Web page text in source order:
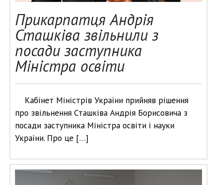
Прикарпатця Андрія
Сташківа звільнили з
посади заступника
Міністра освіти
Кабінет Міністрів України прийняв рішення
про звільнення Сташківа Андрія Борисовича з
посади заступника Міністра освіти і науки
України. Про це […]